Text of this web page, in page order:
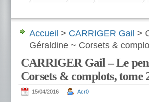
Accueil > CARRIGER Gail >
Géraldine ~ Corsets &
CARRIGER Gail – Le
Corsets & complots, tome
15/04/2016 Acr0